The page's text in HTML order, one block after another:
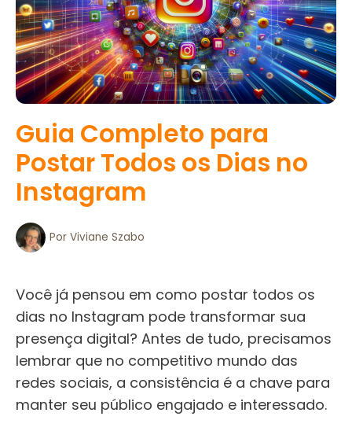
Guia Completo para
Postar Todos os Dias no
Instagram
Por Viviane Szabo
Você já pensou em como postar todos os
dias no Instagram pode transformar sua
presença digital? Antes de tudo, precisamos
lembrar que no competitivo mundo das
redes sociais, a consistência é a chave para
manter seu público engajado e interessado.